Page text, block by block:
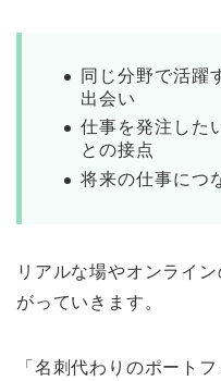
同じ分野で活躍
出会い
仕事を発注した
との接点
将来の仕事につ
リアルな場やオンライ
がっていきます。
「名刺代わりのポート